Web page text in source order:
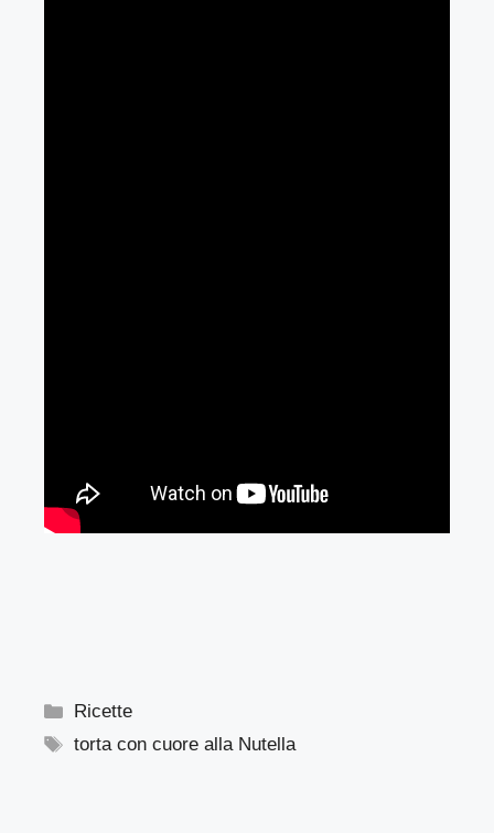
Categorie
Ricette
Tag
torta con cuore alla Nutella